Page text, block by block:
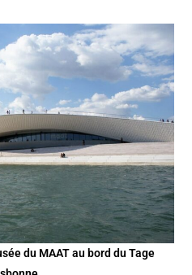
du MAAT au bord du Tage